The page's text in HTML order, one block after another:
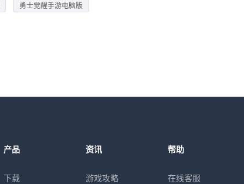
勇士觉醒手游电脑版
产品
下载
资讯
游戏攻略
帮助
在线客服